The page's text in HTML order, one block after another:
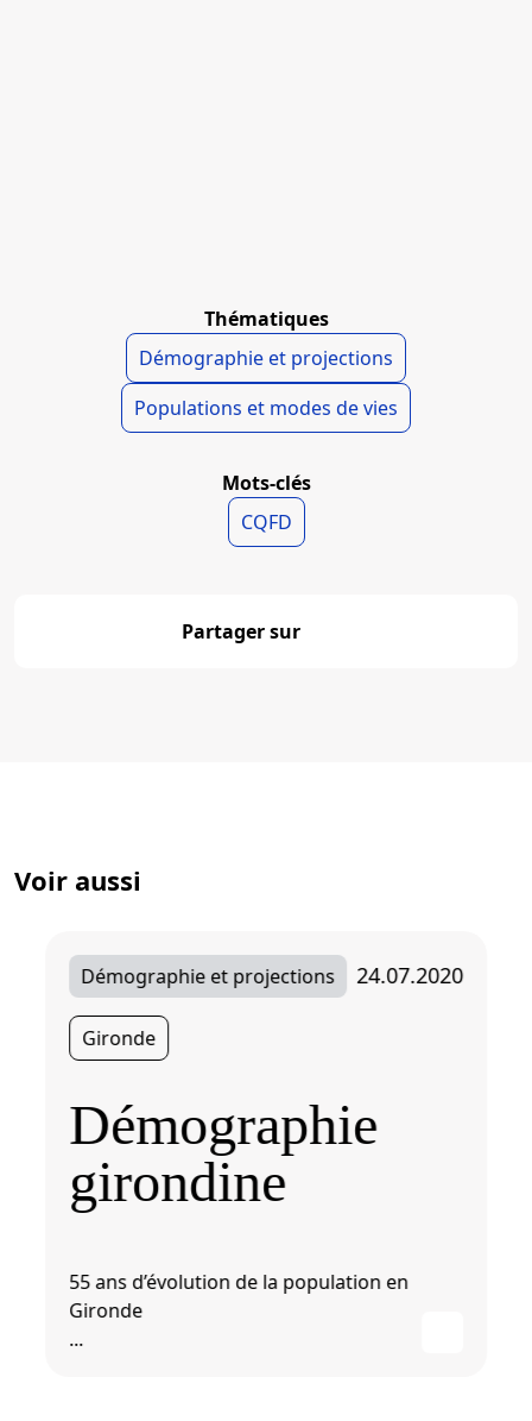
Thématiques
Démographie et projections
Populations et modes de vies
Mots-clés
CQFD
Partager sur
Voir aussi
Démographie et projections 24.07.2020
Gironde
Démographie
girondine
55 ans d’évolution de la population en
Gironde
...